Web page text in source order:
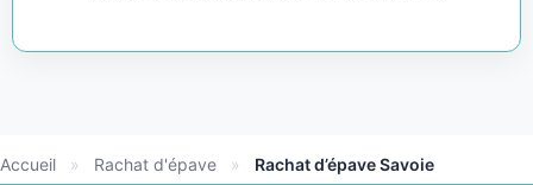
Accueil » Rachat d'épave » Rachat d’épave Savoie